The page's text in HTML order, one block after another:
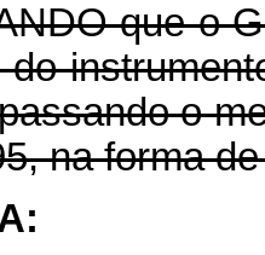
que o
o
na forma